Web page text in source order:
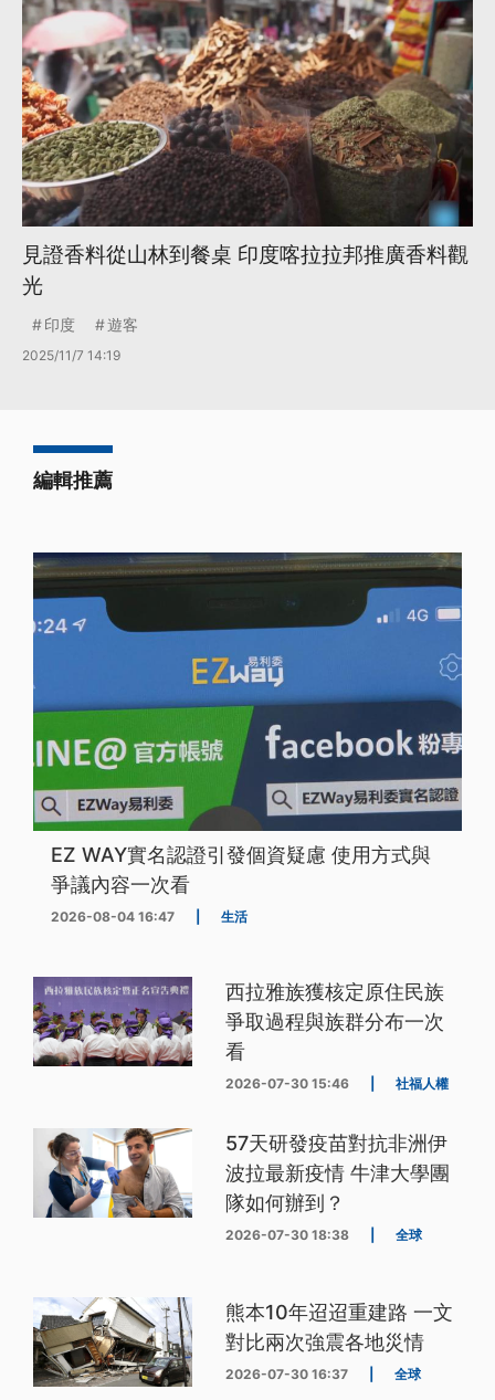
見證香料從山林到餐桌 印度喀拉拉邦推廣香料觀
光
印度 遊客
2025/11/7 14:19
編輯推薦
EZ WAY實名認證引發個資疑慮 使用方式與
爭議內容一次看
2026-08-04 16:47 生活
西拉雅族獲核定原住民族
爭取過程與族群分布一次
看
2026-07-30 15:46 社福人權
57天研發疫苗對抗非洲伊
波拉最新疫情 牛津大學團
隊如何辦到？
2026-07-30 18:38 全球
熊本10年迢迢重建路 一文
對比兩次強震各地災情
2026-07-30 16:37 全球